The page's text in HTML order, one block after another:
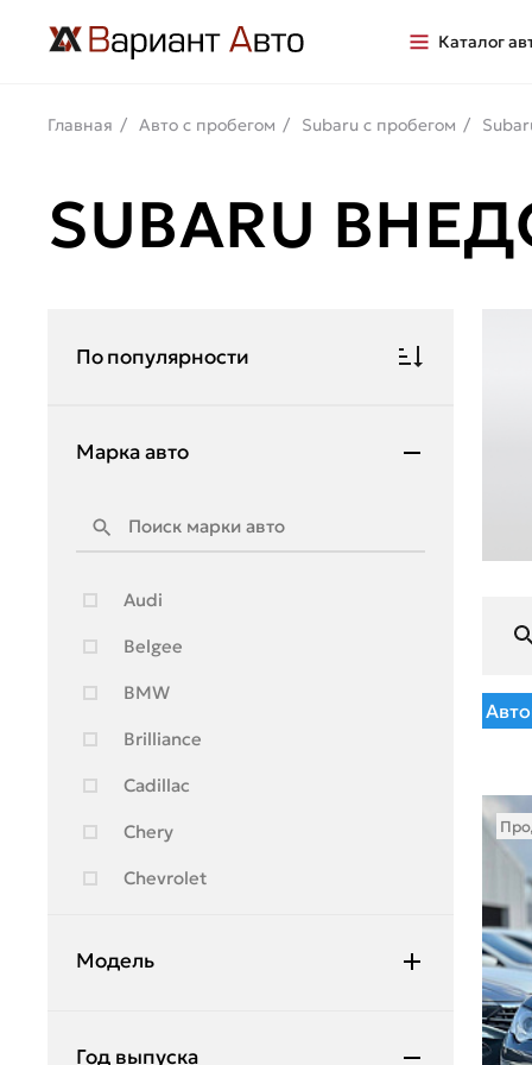
Каталог
Главная Авто с пробегом Subaru с пробегом
SUBARU
По популярности
Марка авто
Audi
Belgee
BMW
Brilliance
Cadillac
Chery
Chevrolet
Exeed
Модель
Год выпуска